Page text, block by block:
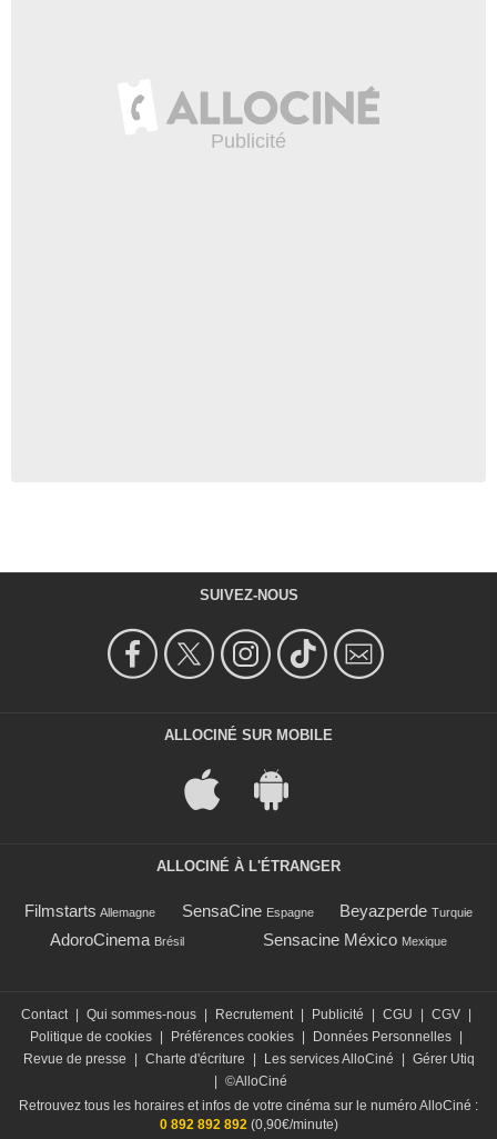
SUIVEZ-NOUS
ALLOCINÉ SUR MOBILE
ALLOCINÉ À L'ÉTRANGER
Filmstarts Allemagne SensaCine Espagne Beyazperde Turquie
AdoroCinema Brésil Sensacine México Mexique
Contact | Qui sommes-nous | Recrutement | Publicité | CGU | CGV |
Politique de cookies | Préférences cookies | Données Personnelles |
Revue de presse
| Charte d'écriture | Les services AlloCiné | Gérer Utiq
| ©AlloCiné
Retrouvez tous les horaires et infos de votre cinéma sur le numéro AlloCiné :
0 892 892 892 (0,90€/minute)